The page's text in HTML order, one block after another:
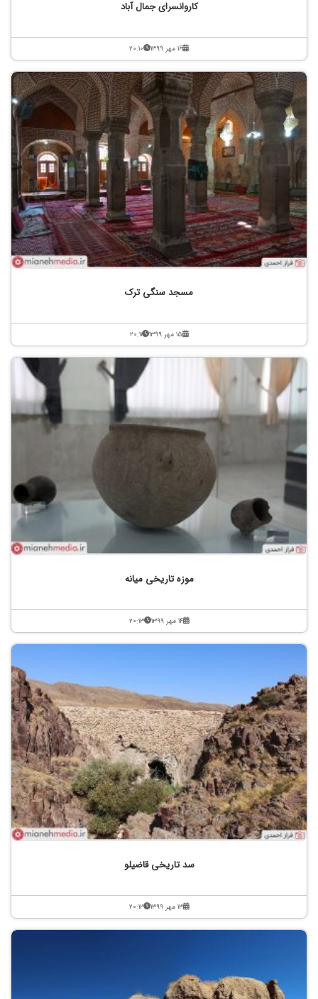
کاروانسرای جمال آباد
۱۶ مهر ۱۳۹۹ ۲۰:۱۰
مسجد سنگی ترک
۱۵ مهر ۱۳۹۹ ۲۰:۱۱
موزه تاریخی میانه
۱۴ مهر ۱۳۹۹ ۲۰:۱۳
سد تاریخی قاضیلو
۱۳ مهر ۱۳۹۹ ۲۰:۱۲